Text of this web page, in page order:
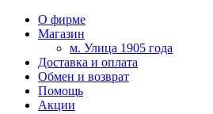
О фирме
Магазин
м. Улица 1905 года
Доставка и оплата
Обмен и возврат
Помощь
Акции